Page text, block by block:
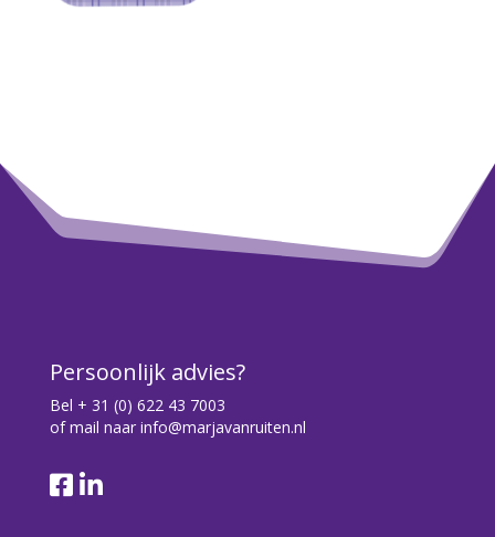
Persoonlijk advies?
Bel + 31 (0) 622 43 7003
of mail naar info@marjavanruiten.nl